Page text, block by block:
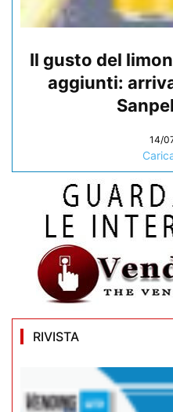
Il gusto del
aggiunti:
14/
RIVISTA